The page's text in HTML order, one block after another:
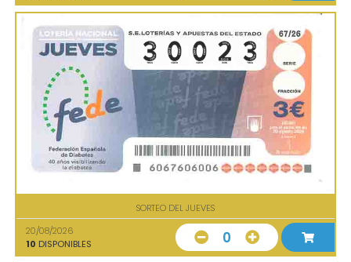
SORTEO DEL JUEVES
20/08/2026
10 DISPONIBLES 0